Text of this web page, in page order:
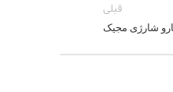
قبلی
شارژی مجیک